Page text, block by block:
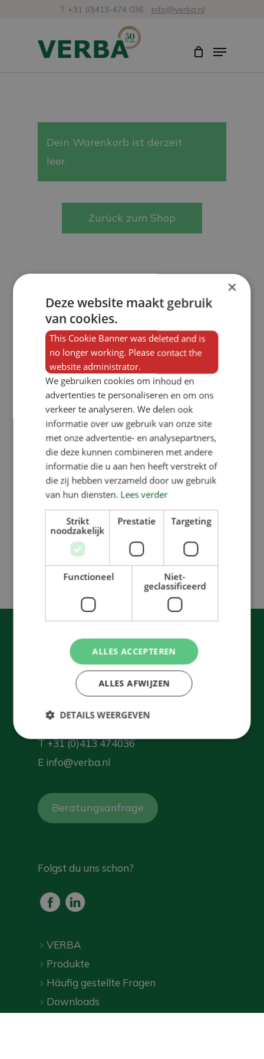
springen
T +31 (0)413-474 036 info@verba.nl
Menü
Dein Warenkorb ist derzeit
leer.
Zurück zum Shop
Mehr als
50 Jahre
Erfahrung
Produktion
in
Niederlande
An der
Nachhaltigkeit
Für jeden
Lebensphase
VERBA
Bedrijventerrein Nijnsel
Industrieweg 13
5492 NG Sint-Oedenrode
T+31 (0)413 474036
E info@verba.nl
Beratungsanfrage
Folgst du uns schon?
VERBA
Produkte
Häufig gestellte Fragen
Downloads
×
Deze website maakt gebruik
van cookies.
This Cookie Banner was deleted and is
no longer working. Please contact the
website administrator.
We gebruiken cookies om inhoud en
advertenties te personaliseren en om ons
verkeer te analyseren. We delen ook
informatie over uw gebruik van onze site
met onze advertentie- en analysepartners,
die deze kunnen combineren met andere
informatie die u aan hen heeft verstrekt of
die zij hebben verzameld door uw gebruik
van hun diensten. Lees verder
Strikt
noodzakelijk
Prestatie Targeting
Functioneel
Niet-
geclassificeerd
ALLES ACCEPTEREN
ALLES AFWIJZEN
DETAILS WEERGEVEN